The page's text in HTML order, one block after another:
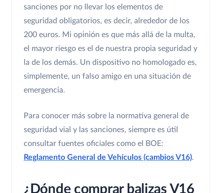
sanciones por no llevar los elementos de
seguridad obligatorios, es decir, alrededor de los
200 euros. Mi opinión es que más allá de la multa,
el mayor riesgo es el de nuestra propia seguridad y
la de los demás. Un dispositivo no homologado es,
simplemente, un falso amigo en una situación de
emergencia.
Para conocer más sobre la normativa general de
seguridad vial y las sanciones, siempre es útil
consultar fuentes oficiales como el BOE:
Reglamento General de Vehículos (cambios V16).
¿Dónde comprar balizas V16